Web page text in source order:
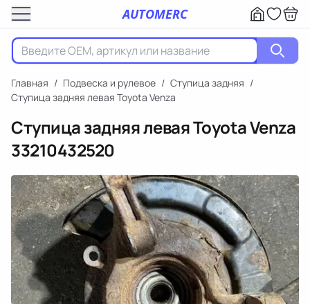
AUTOMERC
Главная / Подвеска и рулевое / Ступица задняя /
Ступица задняя левая Toyota Venza
Ступица задняя левая Toyota Venza
33210432520